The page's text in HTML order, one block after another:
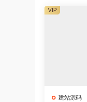
建站源码
VIP